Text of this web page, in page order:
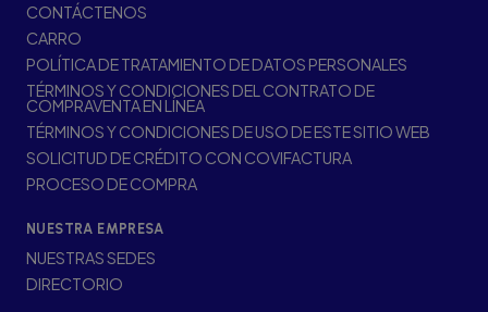
CONTÁCTENOS
CARRO
POLÍTICA DE TRATAMIENTO DE DATOS PERSONALES
TÉRMINOS Y CONDICIONES DEL CONTRATO DE
COMPRAVENTA EN LÍNEA
TÉRMINOS Y CONDICIONES DE USO DE ESTE SITIO WEB
SOLICITUD DE CRÉDITO CON COVIFACTURA
PROCESO DE COMPRA
NUESTRA EMPRESA
NUESTRAS SEDES
DIRECTORIO